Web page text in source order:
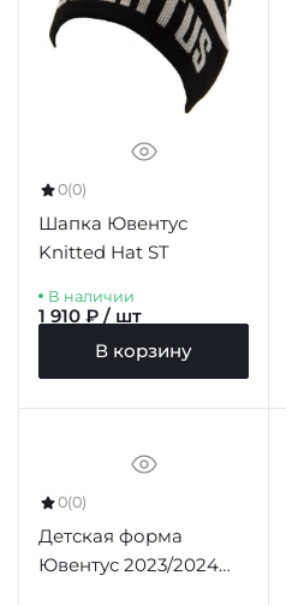
0(0)
Шапка Ювентус
Knitted Hat ST
В наличии
1 910 ₽ / шт
В корзину
0(0)
Детская форма
Ювентус 2023/2024